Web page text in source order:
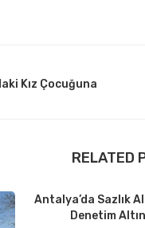
Kız Çocuğuna
RELATED
Antalya’da Sazlık
Denetim